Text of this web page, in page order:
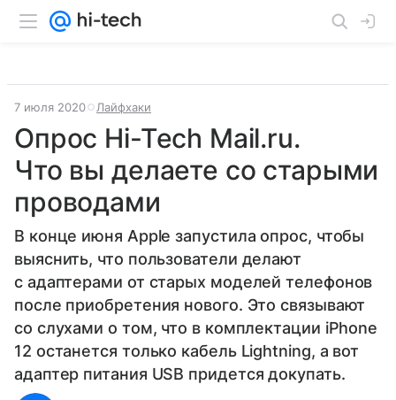
7 июля 2020 Лайфхаки
Опрос Hi-Tech Mail.ru.
Что вы делаете со старыми
проводами
В конце июня Apple запустила опрос, чтобы
выяснить, что пользователи делают
с адаптерами от старых моделей телефонов
после приобретения нового. Это связывают
со слухами о том, что в комплектации iPhone
12 останется только кабель Lightning, а вот
адаптер питания USB придется докупать.